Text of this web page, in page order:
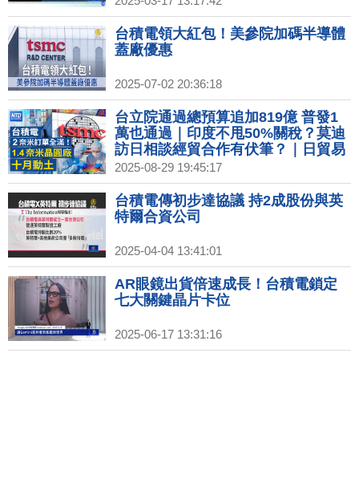
台積電領大紅包！美參院加碼半導體
蓋廠優惠
2025-07-02 20:36:18
台立院通過總預算追加819億 普發1
萬也通過｜印度不甩50%關稅？莫迪
訪日相談經貿合作有伏筆？｜日貿易
談判代表：川普關稅發布前 將再赴美
訪問｜泰勒絲經濟學超狂 訂婚照破3
千萬讚.求婚裙售罄
2025-08-29 19:45:17
台積電傳初步達協議 持2成股份與英
特爾合資公司
2025-04-04 13:41:01
AR眼鏡出貨倍速成長！台積電鎖定
七大關鍵晶片卡位
2025-06-17 13:31:16